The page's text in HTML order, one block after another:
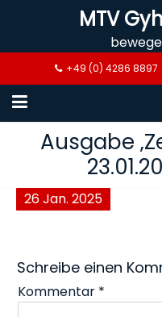
MTV
+49 (0) 4286 8897
Ausgabe
26Jan.2025
Schreibe einen
Kommentar *